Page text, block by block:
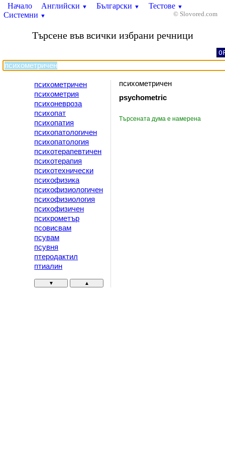
Начало Английски ▼ Български ▼ Тестове ▼
Системни ▼ © Slovored.com
Търсене във всички избрани речници
психометричен
психометрия
психоневроза
психопат
психопатия
психопатологичен
психопатология
психотерапевтичен
психотерапия
психотехнически
психофизика
психофизиологичен
психофизиология
психофизичен
психрометър
псовисвам
псувам
псувня
птеродактил
птиалин
▼ ▲
психометричен
psychometric
Търсената дума е намерена